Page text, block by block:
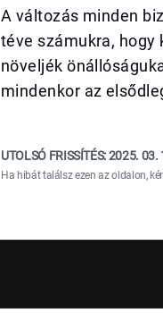
A változás minden
téve számukra, hogy
növeljék
mindenkor az
UTOLSÓ FRISSÍTÉS:2025. 03.
Ha hibát találsz ezen az oldalon,